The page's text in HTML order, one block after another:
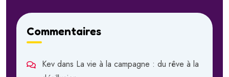
Commentaires
Kev dans La vie à la campagne : du rêve à la